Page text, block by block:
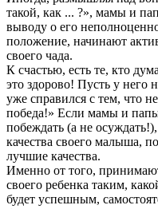
такой, как ... ?», мамы и
выводу о его
положение, начинают
своего чада.
К счастью, есть те, кто
это здорово! Пусть у него
уже справился с тем, что
победа!» Если мамы и
побеждать (а не
качества своего малыша,
лучшие качества.
Именно от того,
своего ребенка таким,
будет успешным,